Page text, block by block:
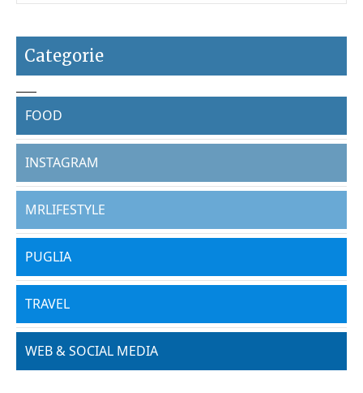
Categorie
FOOD
INSTAGRAM
MRLIFESTYLE
PUGLIA
TRAVEL
WEB & SOCIAL MEDIA